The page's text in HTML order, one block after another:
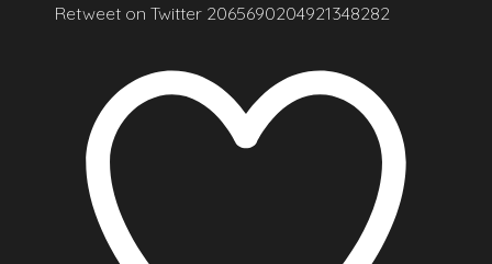
Retweet on Twitter 2065690204921348282